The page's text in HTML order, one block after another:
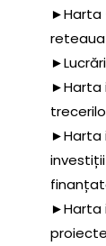
►Harta
reteaua
►Harta
►Harta
►Harta